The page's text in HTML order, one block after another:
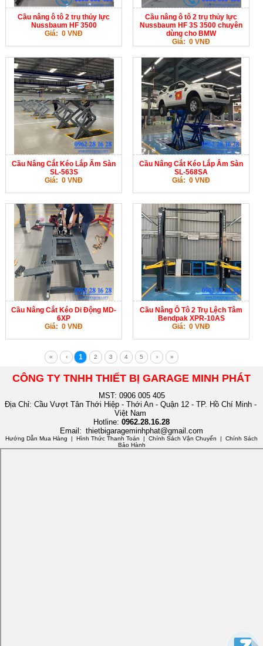
Cầu nâng ô tô 2 trụ thủy lực
Nussbaum HF 3500
Giá: 0 VNĐ
Cầu nâng ô tô 2 trụ thủy lực
Nussbaum HF 3S 3500 chuyên
dùng cho BMW
Giá: 0 VNĐ
Cầu Nâng Cắt Kéo Lắp Ấm Sàn
SL-563S
Giá: 0 VNĐ
Cầu Nâng Cắt Kéo Lắp Âm Sàn
SL-568SA
Giá: 0 VNĐ
Cầu Nâng Cắt Kéo Di Động MD-
6XP
Giá: 0 VNĐ
Cầu Nâng Ô Tô 2 Trụ Lệch Tâm
Bendpak XPR-10AS
Giá: 0 VNĐ
« ‹ 1 2 3 4 5 › »
CÔNG TY TNHH THIẾT BỊ GARAGE MINH PHÁT
MST: 0906 005 405
Địa Chỉ: Cầu Vượt Tân Thới Hiệp - Thới An - Quận 12 - TP. Hồ Chí Minh -
Việt Nam
Hotline: 0962.28.16.28
Email: thietbigarageminhphat@gmail.com
Hướng Dẫn Mua Hàng | Hình Thức Thanh Toán | Chính Sách Vận Chuyển | Chính Sách
Bảo Hành